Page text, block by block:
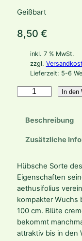
Geißbart
8,50 €
inkl. 7 % MwSt.
zzgl.
Lieferzeit: 5-6
H
y
b
r
'
H
In den
Beschreibung
Zusätzliche
Hübsche Sorte
Eigenschaften
aethusifolius
kompakter Wuchs
100 cm. Blüte
bekommt
attraktiv bis in den